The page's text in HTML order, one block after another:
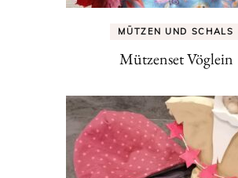
MÜTZEN UND SCHALS
Mützenset Vöglein